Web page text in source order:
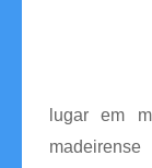
Impressos
lugar em
madeirense